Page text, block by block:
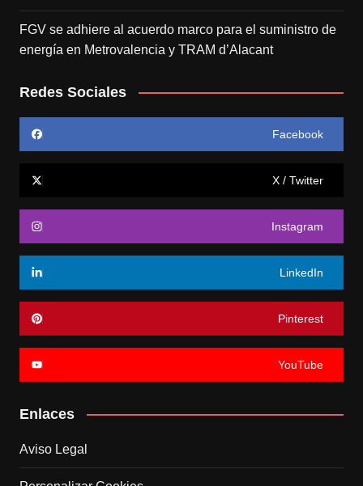
FGV se adhiere al acuerdo marco para el suministro de
energía en Metrovalencia y TRAM d’Alacant
Redes Sociales
Facebook
X / Twitter
Instagram
LinkedIn
Pinterest
YouTube
Enlaces
Aviso Legal